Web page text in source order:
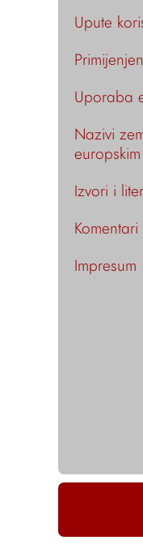
Upute
Uporaba
Nazivi
Izvori i
Impresum